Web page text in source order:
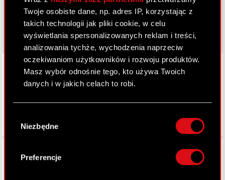
Twoje osobiste dane, np. adres IP, korzystając z
takich technologii jak pliki cookie, w celu
wyświetlania spersonalizowanych reklam i treści,
analizowania tychże, wychodzenia naprzeciw
oczekiwaniom użytkowników i rozwoju produktów.
Masz wybór odnośnie tego, kto używa Twoich
danych i w jakich celach to robi.
lokalizacji geograficznej z dokładnością nawet
Identyfikować Twoje urządzenie, aktywnie
analizując charakteryzującego je zbiory
zgody
Niezbędne
Preferencje
gear.cdprojektred.com
LinkedIn